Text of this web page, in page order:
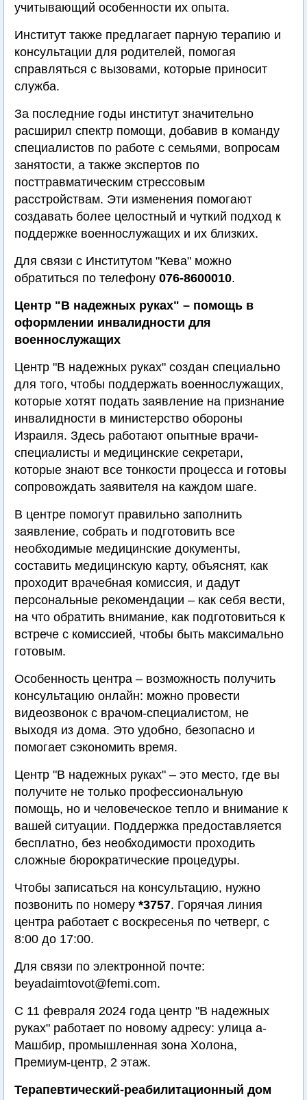
учитывающий особенности их опыта.
Институт также предлагает парную терапию и
консультации для родителей, помогая
справляться с вызовами, которые приносит
служба.
За последние годы институт значительно
расширил спектр помощи, добавив в команду
специалистов по работе с семьями, вопросам
занятости, а также экспертов по
посттравматическим стрессовым
расстройствам. Эти изменения помогают
создавать более целостный и чуткий подход к
поддержке военнослужащих и их близких.
Для связи с Институтом "Кева" можно
обратиться по телефону 076-8600010.
Центр "В надежных руках" – помощь в
оформлении инвалидности для
военнослужащих
Центр "В надежных руках" создан специально
для того, чтобы поддержать военнослужащих,
которые хотят подать заявление на признание
инвалидности в министерство обороны
Израиля. Здесь работают опытные врачи-
специалисты и медицинские секретари,
которые знают все тонкости процесса и готовы
сопровождать заявителя на каждом шаге.
В центре помогут правильно заполнить
заявление, собрать и подготовить все
необходимые медицинские документы,
составить медицинскую карту, объяснят, как
проходит врачебная комиссия, и дадут
персональные рекомендации – как себя вести,
на что обратить внимание, как подготовиться к
встрече с комиссией, чтобы быть максимально
готовым.
Особенность центра – возможность получить
консультацию онлайн: можно провести
видеозвонок с врачом-специалистом, не
выходя из дома. Это удобно, безопасно и
помогает сэкономить время.
Центр "В надежных руках" – это место, где вы
получите не только профессиональную
помощь, но и человеческое тепло и внимание к
вашей ситуации. Поддержка предоставляется
бесплатно, без необходимости проходить
сложные бюрократические процедуры.
Чтобы записаться на консультацию, нужно
позвонить по номеру *3757. Горячая линия
центра работает с воскресенья по четверг, с
8:00 до 17:00.
Для связи по электронной почте:
beyadaimtovot@femi.com.
С 11 февраля 2024 года центр "В надежных
руках" работает по новому адресу: улица а-
Машбир, промышленная зона Холона,
Премиум-центр, 2 этаж.
Терапевтический-реабилитационный дом